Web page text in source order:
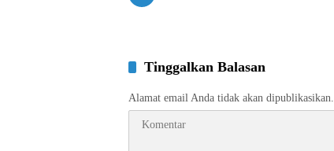
Tinggalkan Balasan
Alamat email Anda tidak akan dipublikasikan.